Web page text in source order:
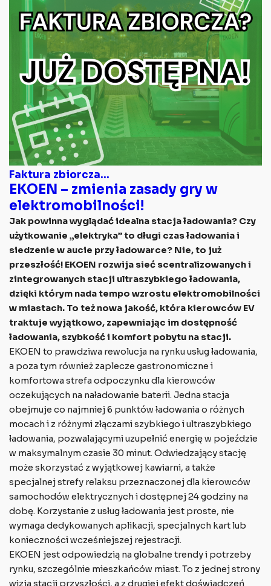
Faktura zbiorcza...
EKOEN – zmienia zasady gry w
elektromobilności!
Jak powinna wyglądać idealna stacja ładowania? Czy
użytkowanie „elektryka” to długi czas ładowania i
siedzenie w aucie przy ładowarce? Nie, to już
przeszłość! EKOEN rozwija sieć scentralizowanych i
zintegrowanych stacji ultraszybkiego ładowania,
dzięki którym nada tempo wzrostu elektromobilności
w miastach. To też nowa jakość, która kierowców EV
traktuje wyjątkowo, zapewniając im dostępność
ładowania, szybkość i komfort pobytu na stacji.
EKOEN to prawdziwa rewolucja na rynku usług ładowania,
a poza tym również zaplecze gastronomiczne i
komfortowa strefa odpoczynku dla kierowców
oczekujących na naładowanie baterii. Jedna stacja
obejmuje co najmniej 6 punktów ładowania o różnych
mocach i z różnymi złączami szybkiego i ultraszybkiego
ładowania, pozwalającymi uzupełnić energię w pojeździe
w maksymalnym czasie 30 minut. Odwiedzający stację
może skorzystać z wyjątkowej kawiarni, a także
specjalnej strefy relaksu przeznaczonej dla kierowców
samochodów elektrycznych i dostępnej 24 godziny na
dobę. Korzystanie z usług ładowania jest proste, nie
wymaga dedykowanych aplikacji, specjalnych kart lub
konieczności wcześniejszej rejestracji.
EKOEN jest odpowiedzią na globalne trendy i potrzeby
rynku, szczególnie mieszkańców miast. To z jednej strony
wizja stacji przyszłości, a z drugiej efekt doświadczeń